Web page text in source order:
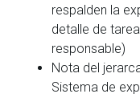
respalden la
detalle de
responsable)
Nota del
Sistema de